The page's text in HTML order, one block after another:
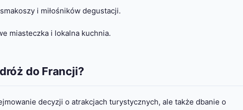
i miłośników degustacji.
miasteczka i lokalna kuchnia.
do Francji?
decyzji o atrakcjach turystycznych, ale także dbanie o